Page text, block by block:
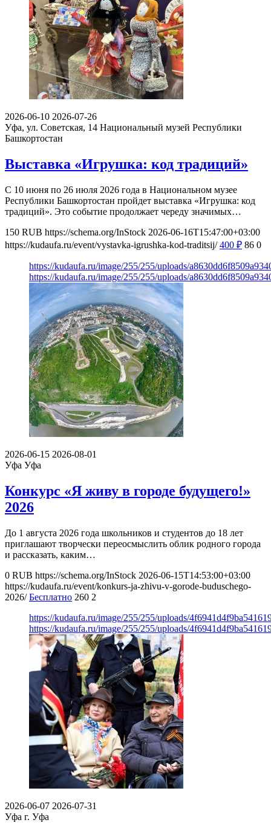
2026-06-10 2026-07-26
Уфа, ул. Советская, 14 Национальный музей Республики
Башкортостан
Выставка «Игрушка: код традиций»
С 10 июня по 26 июля 2026 года в Национальном музее
Республики Башкортостан пройдет выставка «Игрушка: код
традиций». Это событие продолжает череду значимых…
150 RUB https://schema.org/InStock 2026-06-16T15:47:00+03:00
https://kudaufa.ru/event/vystavka-igrushka-kod-traditsij/ 400 ₽ 86 0
https://kudaufa.ru/image/255/255/uploads/
https://kudaufa.ru/image/255/255/uploads/
2026-06-15 2026-08-01
Уфа Уфа
Конкурс «Я живу в городе будущего!»
2026
До 1 августа 2026 года школьников и студентов до 18 лет
приглашают творчески переосмыслить облик родного города
и рассказать, каким…
0 RUB https://schema.org/InStock 2026-06-15T14:53:00+03:00
https://kudaufa.ru/event/konkurs-ja-zhivu-v-gorode-buduschego-
2026/ Бесплатно 260 2
https://kudaufa.ru/image/255/255/uploads/
https://kudaufa.ru/image/255/255/uploads/
2026-06-07 2026-07-31
Уфа г. Уфа